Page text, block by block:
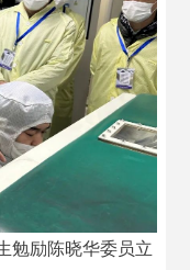
勉励陈晓华委员立